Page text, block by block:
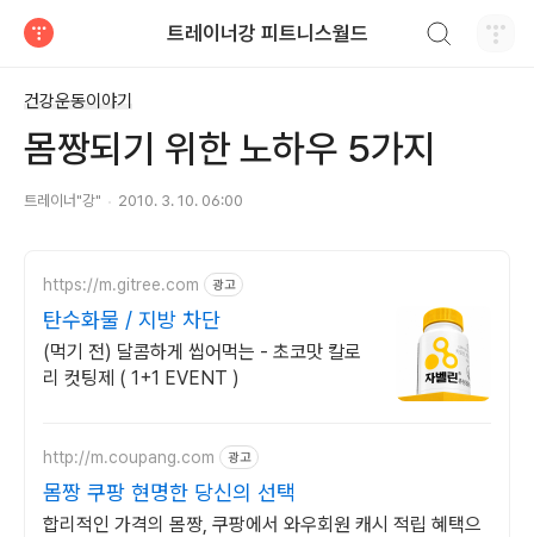
트레이너강 피트니스월드
건강운동이야기
몸짱되기 위한 노하우 5가지
트레이너"강" 2010. 3. 10. 06:00
https://m.gitree.com 광고
탄수화물 / 지방 차단
(먹기 전) 달콤하게 씹어먹는 - 초코맛 칼로
리 컷팅제 ( 1+1 EVENT )
http://m.coupang.com 광고
몸짱 쿠팡 현명한 당신의 선택
합리적인 가격의 몸짱, 쿠팡에서 와우회원 캐시 적립 혜택으